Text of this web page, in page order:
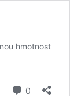
hmotnost
0 komentářů